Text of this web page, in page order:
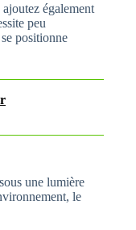
également
peu
positionne
une lumière
le